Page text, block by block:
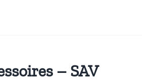
– SAV